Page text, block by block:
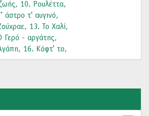
10. Ρουλέττα,
άστρο τ' αυγινό,
13. Το Χαλί,
Γερό - αργάτης,
16. Κόφτ' το,